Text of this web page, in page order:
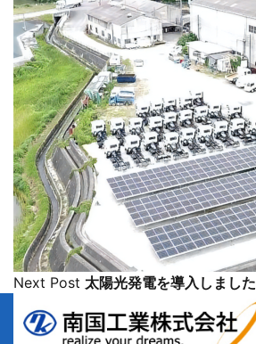
Next Post 太陽光発電を導入しました